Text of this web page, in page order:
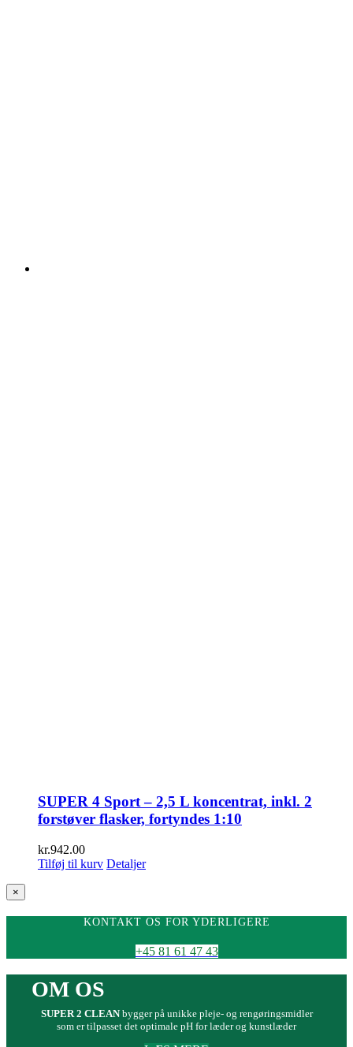
SUPER 4 Sport – 2,5 L koncentrat, inkl. 2
forstøver flasker, fortyndes 1:10
kr.942.00
Tilføj til kurv Detaljer
Close
product
quick
×
KONTAKT OS FOR YDERLIGERE
+45 81 61 47 43
OM OS
SUPER 2 CLEANbygger på unikke pleje- og rengøringsmidler
som er tilpasset det optimale pH for læder og kunstlæder